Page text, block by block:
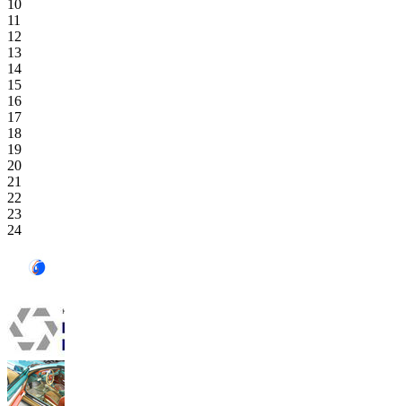
10
11
12
13
14
15
16
17
18
19
20
21
22
23
24